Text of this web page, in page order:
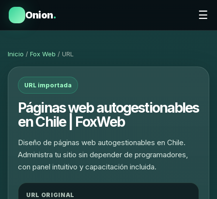
Onion. ☰
Inicio / Fox Web / URL
URL importada
Páginas web autogestionables
en Chile | FoxWeb
Diseño de páginas web autogestionables en Chile.
Administra tu sitio sin depender de programadores,
con panel intuitivo y capacitación incluida.
URL ORIGINAL